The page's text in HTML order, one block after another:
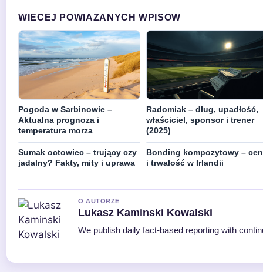
WIECEJ POWIAZANYCH WPISOW
Pogoda w Sarbinowie –
Aktualna prognoza i
temperatura morza
Radomiak – dług, upadłość,
właściciel, sponsor i trener
(2025)
Sumak octowiec – trujący czy
jadalny? Fakty, mity i uprawa
Bonding kompozytowy –
i trwałość w Irlandii
O AUTORZE
Lukasz Kaminski Kowalski
We publish daily fact-based reporting with